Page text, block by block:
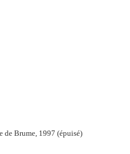
de Brume, 1997 (épuisé)